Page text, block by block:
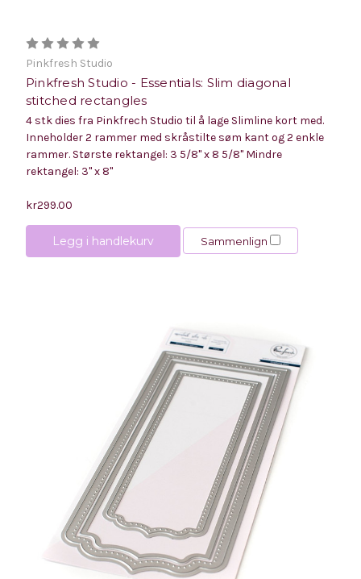
Pinkfresh Studio
Pinkfresh Studio - Essentials: Slim diagonal
stitched rectangles
4 stk dies fra Pinkfrech Studio til å lage Slimline kort med.
Inneholder 2 rammer med skråstilte søm kant og 2 enkle
rammer. Største rektangel: 3 5/8" x 8 5/8" Mindre
rektangel: 3" x 8"
kr299.00
Legg i handlekurv Sammenlign